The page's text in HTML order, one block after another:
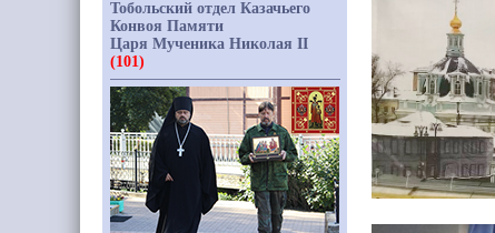
Тобольский отдел Казачьего
Конвоя Памяти
Царя Мученика Николая II
(101)